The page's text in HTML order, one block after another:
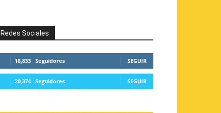
Redes Sociales
18,833 Seguidores SEGUIR
20,374 Seguidores SEGUIR